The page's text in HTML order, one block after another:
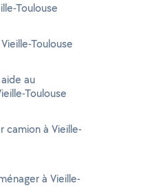
Toulouse
Toulouse
au
Toulouse
camion à Vieille-
à Vieille-